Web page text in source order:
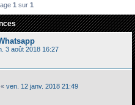
c
h
1 sur 1
3 août 2018 16:27
« ven. 12 janv. 2018 21:49